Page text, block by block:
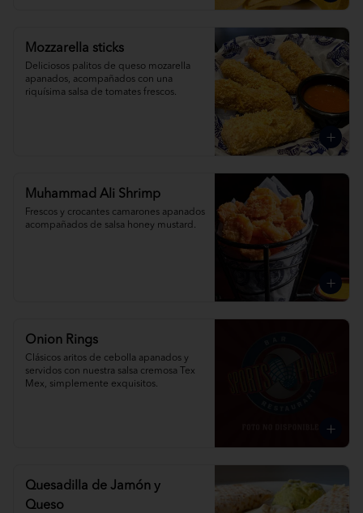
Mozzarella sticks
Deliciosos palitos de queso mozarella
apanados, acompañados con una
riquísima salsa de tomates frescos.
Muhammad Ali Shrimp
Frescos y crocantes camarones apanados
acompañados de salsa honey mustard.
Onion Rings
Clásicos aritos de cebolla apanados y
servidos con nuestra salsa cremosa Tex
Mex, simplemente exquisitos.
Quesadilla de Jamón y
Queso